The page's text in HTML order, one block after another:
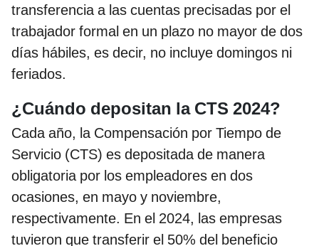
transferencia a las cuentas precisadas por el
trabajador formal en un plazo no mayor de dos
días hábiles, es decir, no incluye domingos ni
feriados.
¿Cuándo depositan la CTS 2024?
Cada año, la Compensación por Tiempo de
Servicio (CTS) es depositada de manera
obligatoria por los empleadores en dos
ocasiones, en mayo y noviembre,
respectivamente. En el 2024, las empresas
tuvieron que transferir el 50% del beneficio